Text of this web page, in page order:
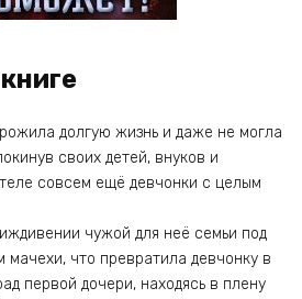
долгую жизнь и даже не могла
своих детей, внуков и
совсем ещё девчонки с целым
чужой для неё семьи под
мачехи, что превратила девчонку в
первой дочери, находясь в плену